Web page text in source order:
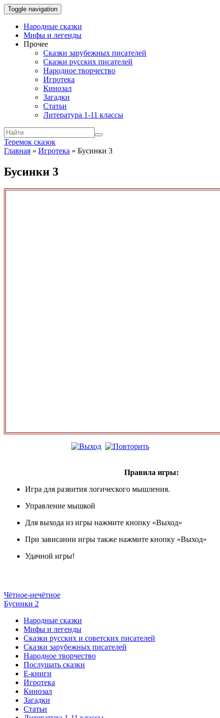
Toggle navigation
Народные сказки
Мифы и легенды
Прочее
Сказки зарубежных писателей
Сказки русских писателей
Народное творчество
Игротека
Кинозал
Загадки
Статьи
Литература 1-11 классы
Теремок сказок
Главная » Игротека » Бусинки 3
Бусинки 3
Правила игры:
Игра для развития логического мышления.
Управление мышкой
Для выхода из игры нажмите кнопку «Выход»
При зависании игры также нажмите кнопку «Выход»
Удачной игры!
Чётное-нечётное
Бусинки 2
Народные сказки
Мифы и легенды
Сказки русских и советских писателей
Сказки зарубежных писателей
Народное творчество
Послушать сказки
Е-книги
Игротека
Кинозал
Загадки
Статьи